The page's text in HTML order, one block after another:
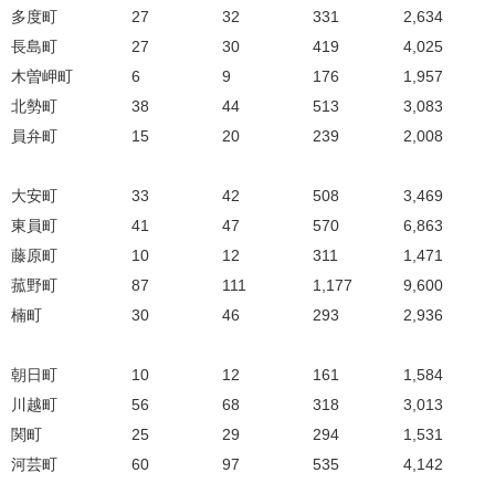
多度町 27 32 331 2,634
長島町
27 30 419 4,025
木曽岬町
6 9 176 1,957
北勢町
38 44 513 3,083
員弁町
15 20 239 2,008
大安町 33 42 508 3,469
東員町
41 47 570 6,863
藤原町
10 12 311 1,471
菰野町
87 111 1,177 9,600
楠町
30 46 293 2,936
朝日町 10 12 161 1,584
川越町
56 68 318 3,013
関町
25 29 294 1,531
河芸町
60 97 535 4,142